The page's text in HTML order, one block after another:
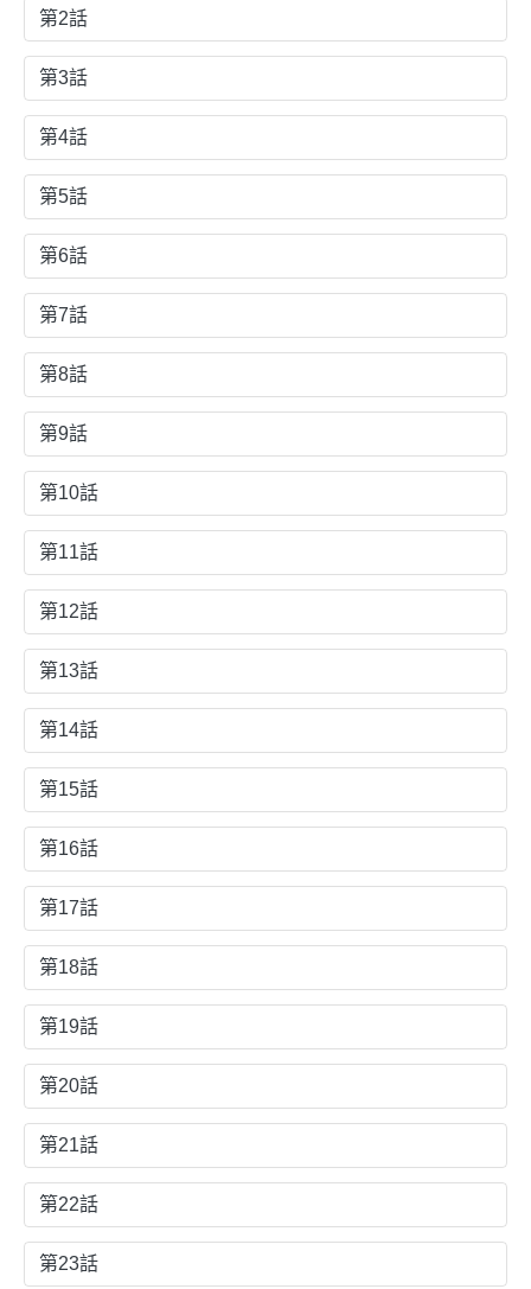
第2話
第3話
第4話
第5話
第6話
第7話
第8話
第9話
第10話
第11話
第12話
第13話
第14話
第15話
第16話
第17話
第18話
第19話
第20話
第21話
第22話
第23話